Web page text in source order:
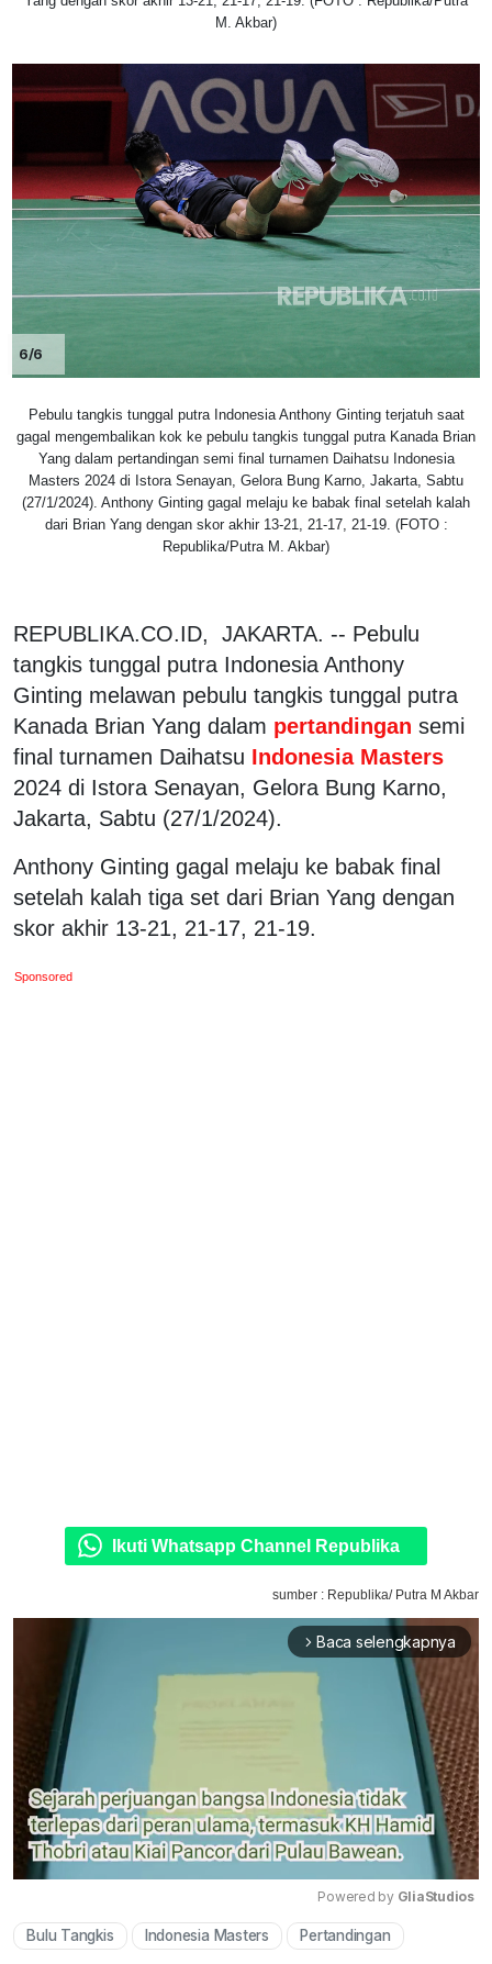
M. Akbar)
6/6
Pebulu tangkis tunggal putra Indonesia Anthony Ginting terjatuh saat
gagal mengembalikan kok ke pebulu tangkis tunggal putra Kanada Brian
Yang dalam pertandingan semi final turnamen Daihatsu Indonesia
Masters 2024 di Istora Senayan, Gelora Bung Karno, Jakarta, Sabtu
(27/1/2024). Anthony Ginting gagal melaju ke babak final setelah kalah
dari Brian Yang dengan skor akhir 13-21, 21-17, 21-19. (FOTO :
Republika/Putra M. Akbar)
REPUBLIKA.CO.ID, JAKARTA. -- Pebulu
tangkis tunggal putra Indonesia Anthony
Ginting melawan pebulu tangkis tunggal putra
Kanada Brian Yang dalam pertandingan semi
final turnamen Daihatsu Indonesia Masters
2024 di Istora Senayan, Gelora Bung Karno,
Jakarta, Sabtu (27/1/2024).
Anthony Ginting gagal melaju ke babak final
setelah kalah tiga set dari Brian Yang dengan
skor akhir 13-21, 21-17, 21-19.
Sponsored
Ikuti Whatsapp Channel Republika
sumber : Republika/ Putra M Akbar
arrow_forward_ios Baca selengkapnya
Mute
Powered by GliaStudios
Bulu Tangkis Indonesia Masters Pertandingan